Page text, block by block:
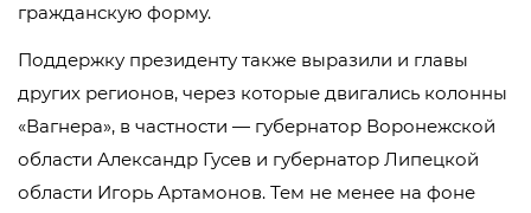
гражданскую форму.
Поддержку президенту также выразили и главы
других регионов, через которые двигались колонны
«Вагнера», в частности — губернатор Воронежской
области Александр Гусев и губернатор Липецкой
области Игорь Артамонов. Тем не менее на фоне